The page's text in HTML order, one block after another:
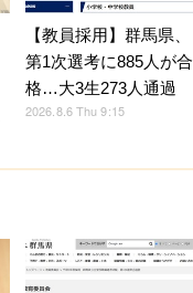
【教員採用】群馬県、
第1次選考に885人が合
格…大3生273人通過
2026.8.6 Thu 9:15